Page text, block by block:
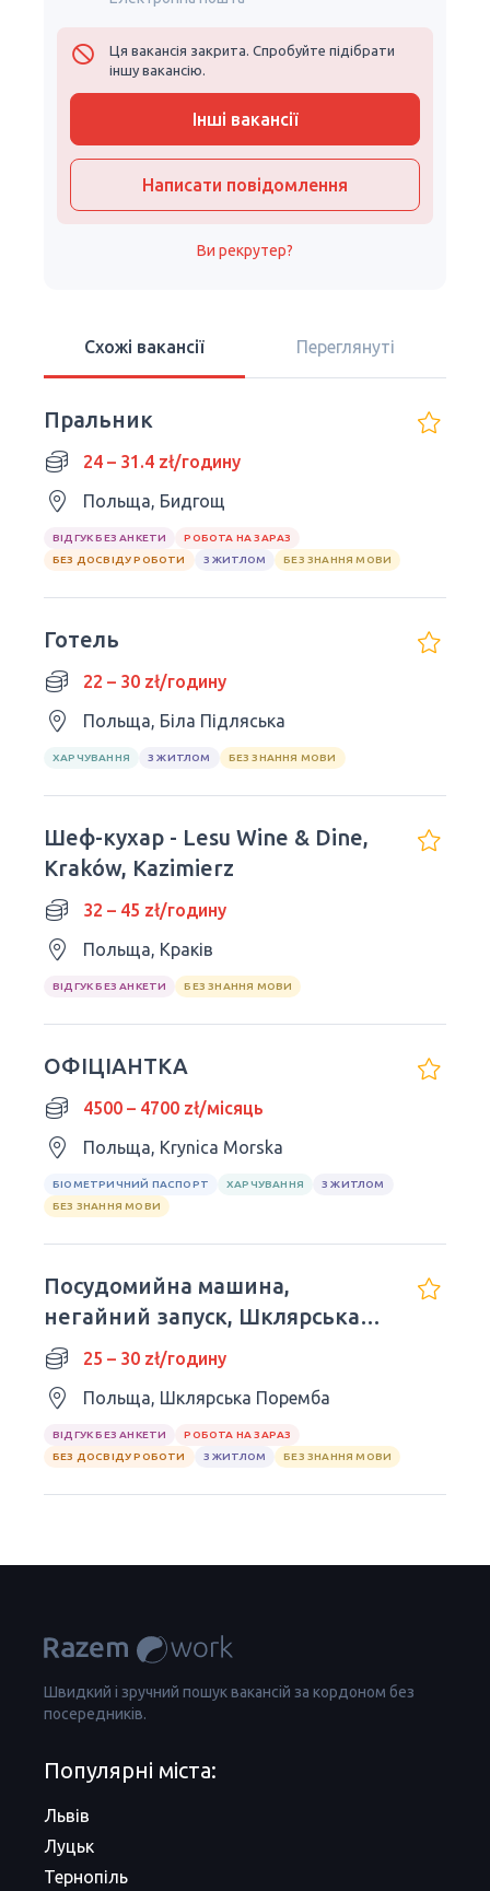
Ця вакансія закрита. Спробуйте підібрати
іншу вакансію.
Інші вакансії
Написати повідомлення
Ви рекрутер?
Схожі вакансії Переглянуті
Пральник
24 – 31.4 zł/годину
Польща, Бидгощ
ВІДГУК БЕЗ АНКЕТИ
РОБОТА НА ЗАРАЗ
БЕЗ ДОСВІДУ РОБОТИ
З ЖИТЛОМ БЕЗ ЗНАННЯ МОВИ
Готель
22 – 30 zł/годину
Польща, Біла Підляська
ХАРЧУВАННЯ З ЖИТЛОМ БЕЗ ЗНАННЯ МОВИ
Шеф-кухар - Lesu Wine & Dine,
Kraków, Kazimierz
32 – 45 zł/годину
Польща, Краків
ВІДГУК БЕЗ АНКЕТИ БЕЗ ЗНАННЯ МОВИ
ОФІЦІАНТКА
4500 – 4700 zł/місяць
Польща, Krynica Morska
БІОМЕТРИЧНИЙ ПАСПОРТ ХАРЧУВАННЯ
З ЖИТЛОМ
БЕЗ ЗНАННЯ МОВИ
Посудомийна машина,
негайний запуск, Шклярська
Поремба
25 – 30 zł/годину
Польща, Шклярська Поремба
ВІДГУК БЕЗ АНКЕТИ
РОБОТА НА ЗАРАЗ
БЕЗ ДОСВІДУ РОБОТИ
З ЖИТЛОМ БЕЗ ЗНАННЯ МОВИ
Швидкий і зручний пошук вакансій за кордоном без
посередників.
Популярні міста:
Львів
Луцьк
Тернопіль